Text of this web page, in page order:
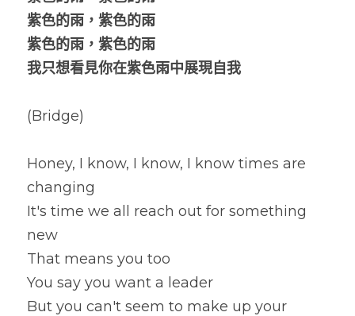
紫色的雨，紫色的雨
紫色的雨，紫色的雨
我只想看見你在紫色雨中展現自我
(Bridge)
Honey, I know, I know, I know times are
changing
It's time we all reach out for something
new
That means you too
You say you want a leader
But you can't seem to make up your